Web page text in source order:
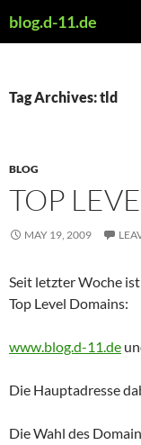
toblog.d-11.de
Tag Archives: tld
BLOG
TOP
MAY 19, 2009
Seit letzter Woche
Top Level Domains:
www.blog.d-11.de
Die Hauptadresse
Die Wahl des